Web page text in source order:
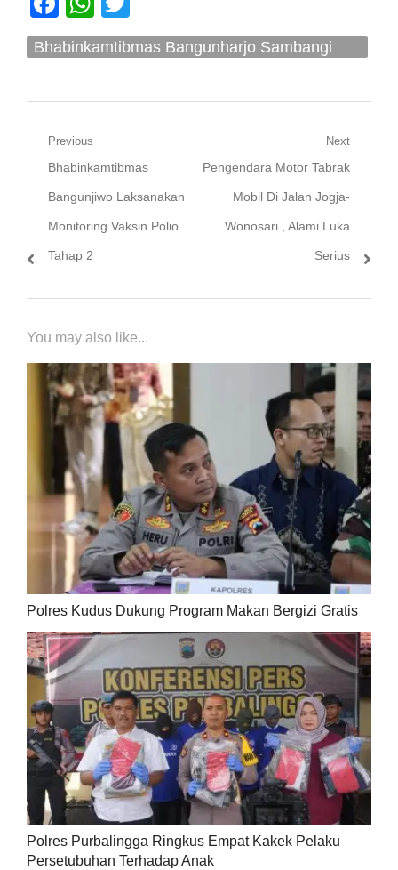
Bhabinkamtibmas Bangunharjo Sambangi
Navigasi
pos
Previous
Previous
post:
Bhabinkamtibmas
Bangunjiwo Laksanakan
Monitoring Vaksin Polio
Tahap 2
Next
Next
post:
Pengendara Motor Tabrak
Mobil Di Jalan Jogja-
Wonosari , Alami Luka
Serius
You may also like...
Polres Kudus Dukung Program Makan Bergizi Gratis
Polres Purbalingga Ringkus Empat Kakek Pelaku
Persetubuhan Terhadap Anak